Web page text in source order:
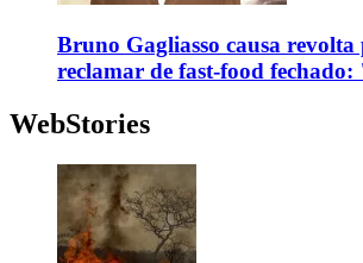
Bruno Gagliasso causa revolta
reclamar de fast-food
WebStories